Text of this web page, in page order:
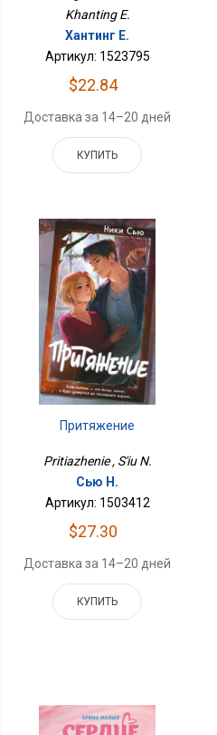
Khanting E.
Хантинг Е.
Артикул: 1523795
$22.84
Доставка за 14–20 дней
КУПИТЬ
Притяжение
Pritiazhenie , S'iu N.
Сью Н.
Артикул: 1503412
$27.30
Доставка за 14–20 дней
КУПИТЬ